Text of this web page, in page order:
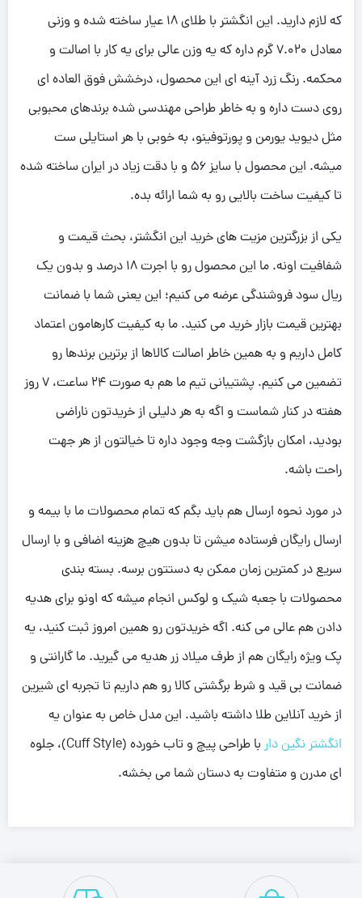
که لازم دارید. این انگشتر با طلای 18 عیار ساخته شده و وزنی
معادل 7.020 گرم داره که یه وزن عالی برای یه کار با اصالت و
محکمه. رنگ زرد آینه ای این محصول، درخشش فوق العاده ای
روی دست داره و به خاطر طراحی مهندسی شده برندهای محبوبی
مثل دیوید یورمن و پورتوفینو، به خوبی با هر استایلی ست
میشه. این محصول با سایز 56 و با دقت زیاد در ایران ساخته شده
تا کیفیت ساخت بالایی رو به شما ارائه بده.
یکی از بزرگترین مزیت های خرید این انگشتر، بحث قیمت و
شفافیت اونه. ما این محصول رو با اجرت 18 درصد و بدون یک
ریال سود فروشندگی عرضه می کنیم؛ این یعنی شما با ضمانت
بهترین قیمت بازار خرید می کنید. ما به کیفیت کارهامون اعتماد
کامل داریم و به همین خاطر اصالت کالاها از برترین برندها رو
تضمین می کنیم. پشتیبانی تیم ما هم به صورت 24 ساعت، 7 روز
هفته در کنار شماست و اگه به هر دلیلی از خریدتون ناراضی
بودید، امکان بازگشت وجه وجود داره تا خیالتون از هر جهت
راحت باشه.
در مورد نحوه ارسال هم باید بگم که تمام محصولات ما با بیمه و
ارسال رایگان فرستاده میشن تا بدون هیچ هزینه اضافی و با ارسال
سریع در کمترین زمان ممکن به دستتون برسه. بسته بندی
محصولات با جعبه شیک و لوکس انجام میشه که اونو برای هدیه
دادن هم عالی می کنه. اگه خریدتون رو همین امروز ثبت کنید، یه
پک ویژه رایگان هم از طرف میلاد زر هدیه می گیرید. ما گارانتی و
ضمانت بی قید و شرط برگشتی کالا رو هم داریم تا تجربه ای شیرین
از خرید آنلاین طلا داشته باشید. این مدل خاص به عنوان یه
انگشتر نگین دار
با طراحی پیچ و تاب خورده (Cuff Style)، جلوه
ای مدرن و متفاوت به دستان شما می بخشه.